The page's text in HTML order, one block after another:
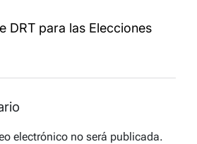
DRT para las Elecciones
electrónico no será publicada.